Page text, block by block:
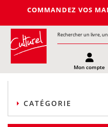
COMMANDEZ VOS
Mon compte
CATÉGORIE